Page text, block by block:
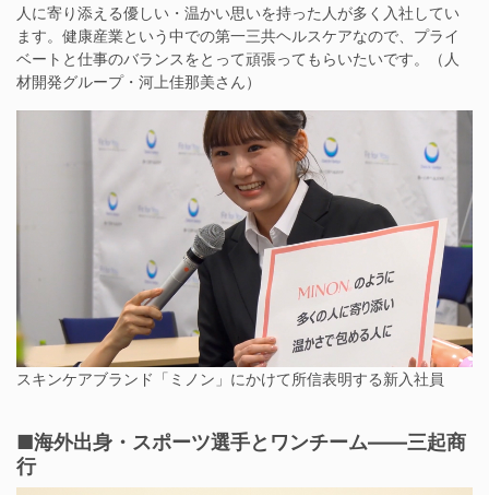
人に寄り添える優しい・温かい思いを持った人が多く入社してい
ます。健康産業という中での第一三共ヘルスケアなので、プライ
ベートと仕事のバランスをとって頑張ってもらいたいです。（人
材開発グループ・河上佳那美さん）
スキンケアブランド「ミノン」にかけて所信表明する新入社員
■海外出身・スポーツ選手とワンチーム——三起商
行